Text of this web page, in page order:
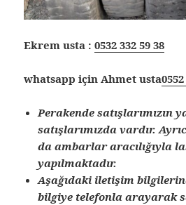
Ekrem usta :0532 332 59 38
whatsapp için Ahmet usta
Perakende satışlarımızın
satışlarımızda vardır.
da ambarlar aracılığıyla
yapılmaktadır.
Aşağıdaki iletişim
bilgiye telefonla arayarak